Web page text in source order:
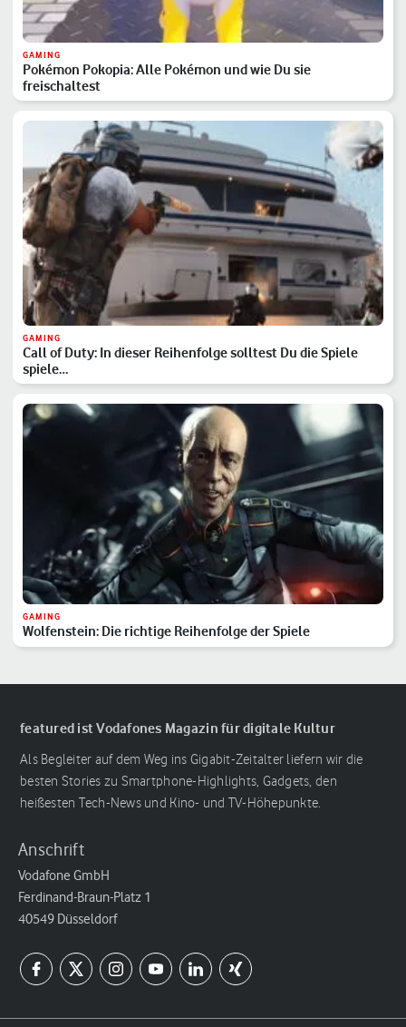
GAMING
Pokémon Pokopia: Alle Pokémon und wie Du sie
freischaltest
GAMING
Call of Duty: In dieser Reihenfolge solltest Du die Spiele
spiele…
GAMING
Wolfenstein: Die richtige Reihenfolge der Spiele
featured ist Vodafones Magazin für digitale Kultur
Als Begleiter auf dem Weg ins Gigabit-Zeitalter liefern wir die
besten Stories zu Smartphone-Highlights, Gadgets, den
heißesten Tech-News und Kino- und TV-Höhepunkte.
Anschrift
Vodafone GmbH
Ferdinand-Braun-Platz 1
40549 Düsseldorf